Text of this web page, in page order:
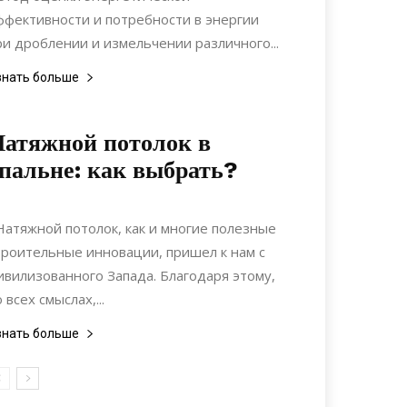
и потребности в энергии
дроблении и измельчении различного...
больше
потолок в
как выбрать?
20.07.2019
потолок, как и многие полезные
инновации, пришел к нам с
Запада. Благодаря этому,
всех смыслах,...
больше